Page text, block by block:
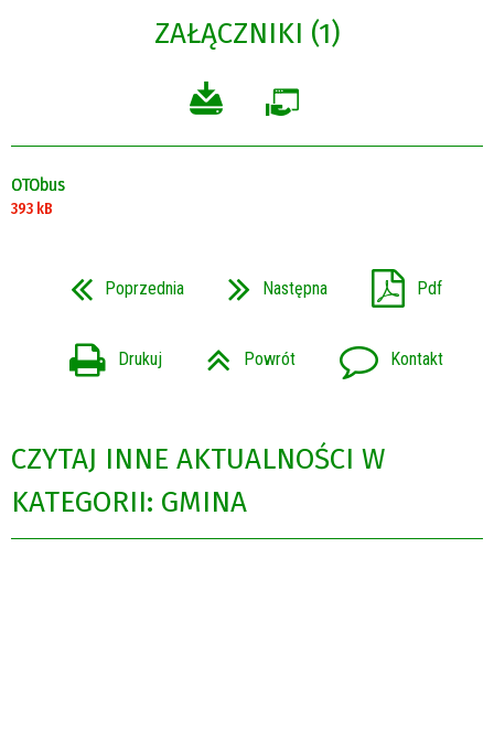
ZAŁĄCZNIKI (1)
OTObus
393 kB
Poprzednia Następna Pdf
Drukuj Powrót Kontakt
CZYTAJ INNE AKTUALNOŚCI W
KATEGORII: GMINA